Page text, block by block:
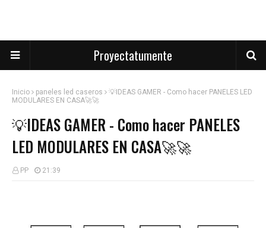
Proyectatumente
Inicio paneles led caseros
💡IDEAS GAMER - Como hacer PANELES LED
MODULARES EN CASA🚀🚀
💡IDEAS GAMER - Como hacer PANELES
LED MODULARES EN CASA🚀🚀
PP 21:39